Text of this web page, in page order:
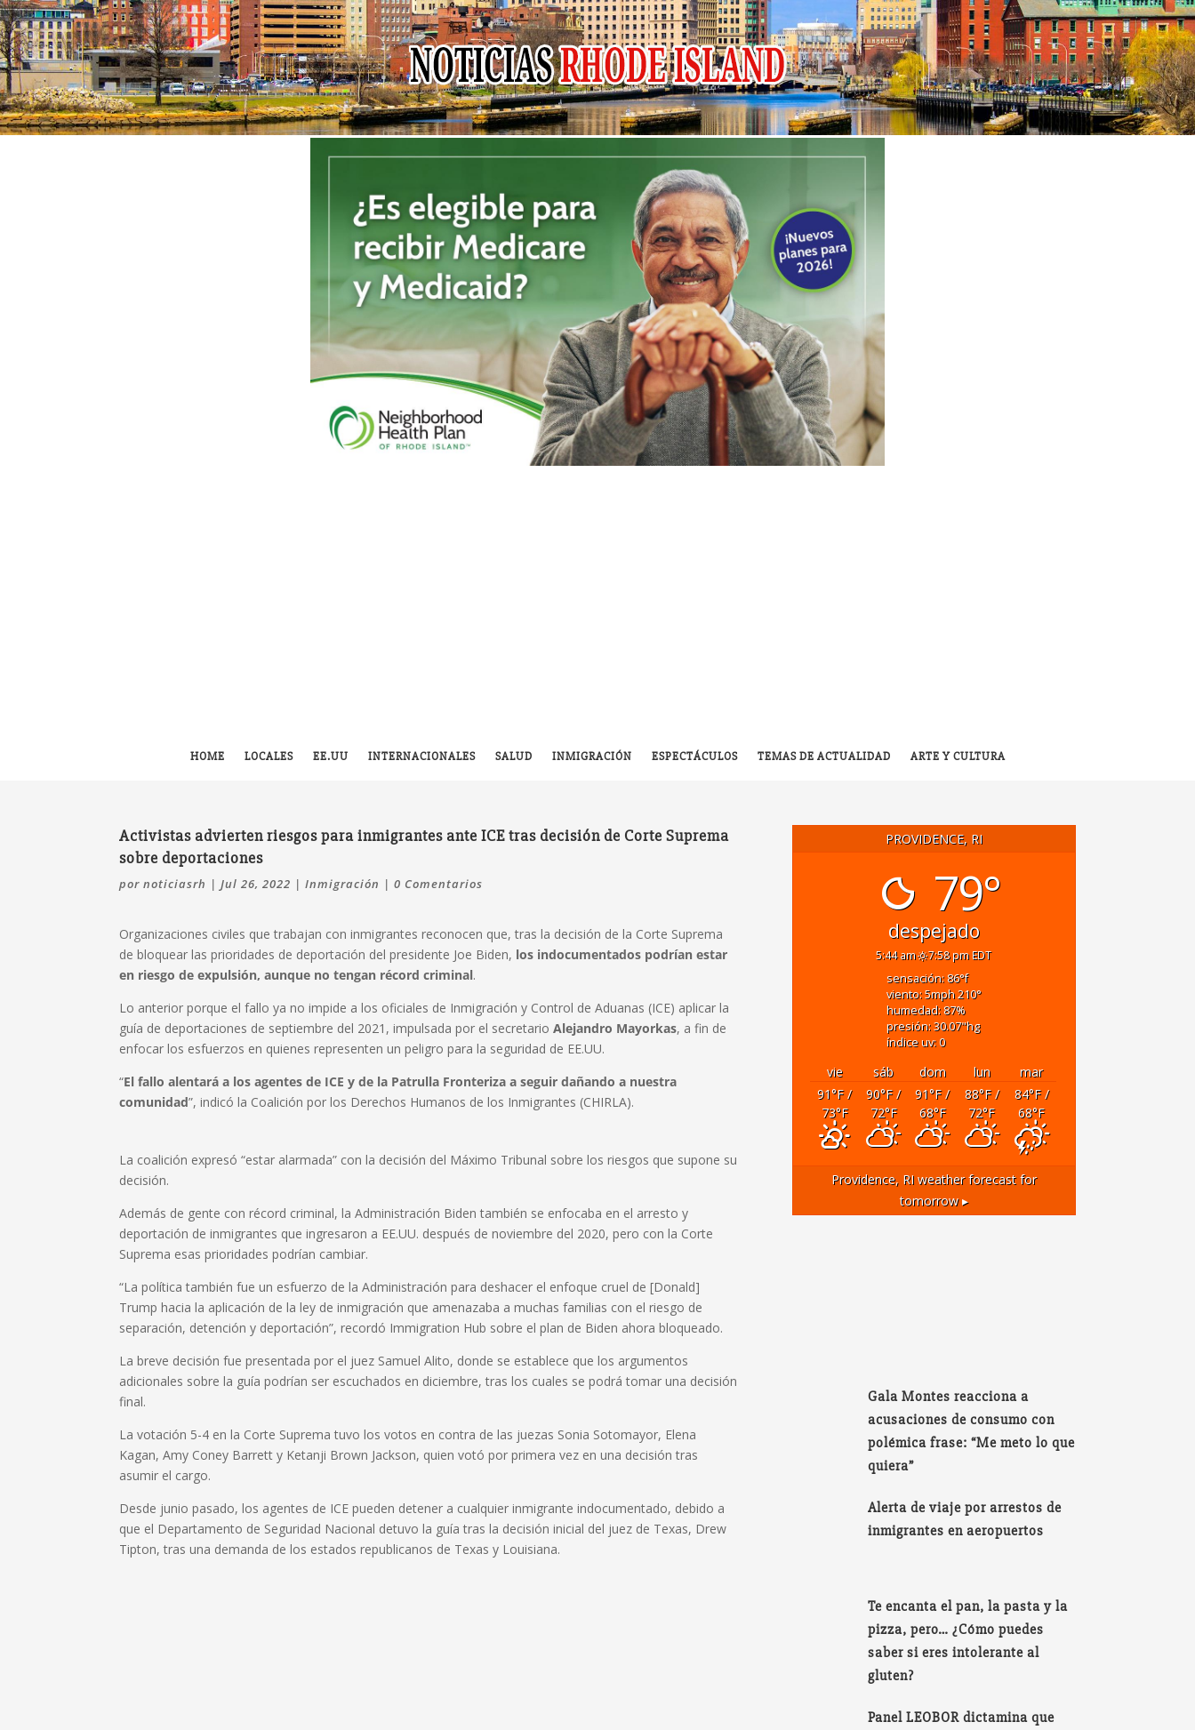
HOME LOCALES EE.UU INTERNACIONALES SALUD INMIGRACIÓN ESPECTÁCULOS TEMAS DE ACTUALIDAD ARTE Y CULTURA
Activistas advierten riesgos para inmigrantes ante ICE tras decisión de Corte Suprema
sobre deportaciones
pornoticiasrh |Jul 26, 2022 |Inmigración |0 Comentarios
Organizaciones civiles que trabajan con inmigrantes reconocen que, tras la decisión de la Corte Suprema
de bloquear las prioridades de deportación del presidente Joe Biden, los indocumentados podrían estar
en riesgo de expulsión, aunque no tengan récord criminal.
Lo anterior porque el fallo ya no impide a los oficiales de Inmigración y Control de Aduanas (ICE) aplicar la
guía de deportaciones de septiembre del 2021, impulsada por el secretarioAlejandro Mayorkas, a fin de
enfocar los esfuerzos en quienes representen un peligro para la seguridad de EE.UU.
“El fallo alentará a los agentes de ICE y de la Patrulla Fronteriza a seguir dañando a nuestra
comunidad”, indicó la Coalición por los Derechos Humanos de los Inmigrantes (CHIRLA).
La coalición expresó “estar alarmada” con la decisión del Máximo Tribunal sobre los riesgos que supone su
decisión.
Además de gente con récord criminal, la Administración Biden también se enfocaba en el arresto y
deportación de inmigrantes que ingresaron a EE.UU. después de noviembre del 2020, pero con la Corte
Suprema esas prioridades podrían cambiar.
“La política también fue un esfuerzo de la Administración para deshacer el enfoque cruel de [Donald]
Trump hacia la aplicación de la ley de inmigración que amenazaba a muchas familias con el riesgo de
separación, detención y deportación”, recordó Immigration Hub sobre el plan de Biden ahora bloqueado.
La breve decisión fue presentada por el juez Samuel Alito, donde se establece que los argumentos
adicionales sobre la guía podrían ser escuchados en diciembre, tras los cuales se podrá tomar una decisión
final.
La votación 5-4 en la Corte Suprema tuvo los votos en contra de las juezas Sonia Sotomayor, Elena
Kagan, Amy Coney Barrett y Ketanji Brown Jackson, quien votó por primera vez en una decisión tras
asumir el cargo.
Desde junio pasado, los agentes de ICE pueden detener a cualquier inmigrante indocumentado, debido a
que el Departamento de Seguridad Nacional detuvo la guía tras la decisión inicial del juez de Texas, Drew
Tipton, tras una demanda de los estados republicanos de Texas y Louisiana.
PROVIDENCE, RI
79°
despejado
5:44 am 7:58 pm EDT
sensación: 86°f
viento: 5mph210°
humedad: 87%
presión: 30.07"hg
índice uv: 0
vie sáb dom lun
mar
91°F/
73°F
90°F/
72°F
91°F/
68°F
88°F/
72°F
84°F/
68°F
Providence, RIweather forecast for
tomorrow ▸
Gala Montes reacciona a
acusaciones de consumo con
polémica frase: “Me meto lo que
quiera”
Alerta de viaje por arrestos de
inmigrantes en aeropuertos
Te encanta el pan, la pasta y la
pizza, pero… ¿Cómo puedes
saber si eres intolerante al
gluten?
Panel LEOBOR dictamina que